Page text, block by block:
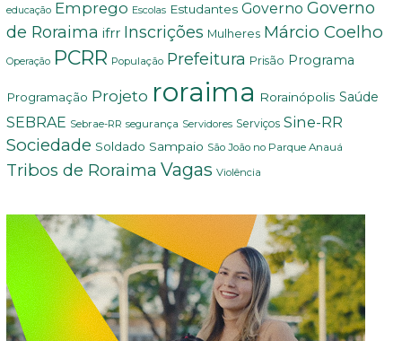
educação Emprego Escolas Estudantes Governo Governo
de Roraima ifrr Inscrições Mulheres Márcio Coelho
Operação PCRR População Prefeitura Prisão Programa
Programação Projeto roraima Rorainópolis Saúde
SEBRAE Sebrae-RR segurança Servidores Serviços Sine-RR
Sociedade Soldado Sampaio São João no Parque Anauá
Tribos de Roraima Vagas Violência